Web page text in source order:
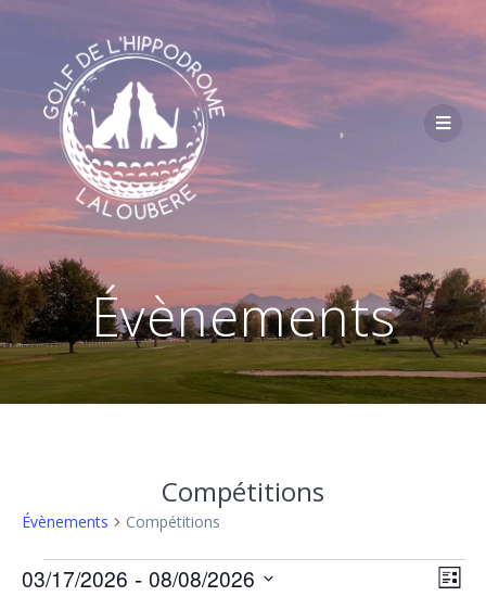
Passer
contenu
Évènements
Compétitions
Évènements Compétitions
Évènements
N
N
Liste
03/17/2026 - 08/08/2026